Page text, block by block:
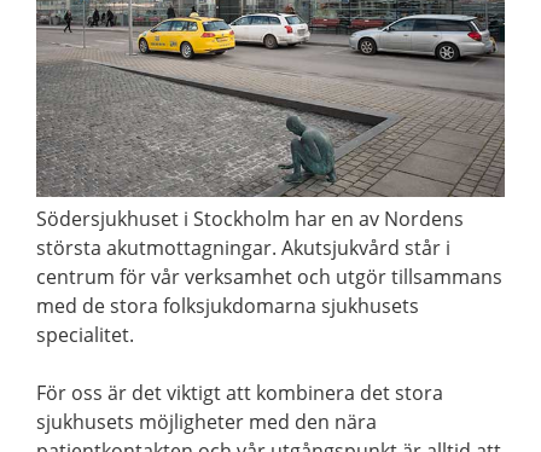
Södersjukhuset i Stockholm har en av Nordens
största akutmottagningar. Akutsjukvård står i
centrum för vår verksamhet och utgör tillsammans
med de stora folksjukdomarna sjukhusets
specialitet.
För oss är det viktigt att kombinera det stora
sjukhusets möjligheter med den nära